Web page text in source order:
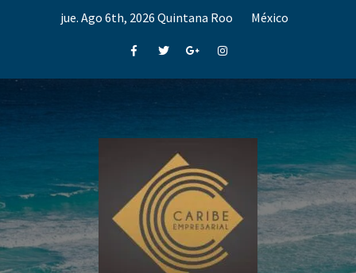
jue. Ago 6th, 2026 Quintana Roo México
FacebookTwitterGoogle+Instagram